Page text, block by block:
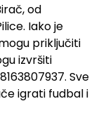
od
Iako je
priključiti
izvršiti
Sve
igrati fudbal i